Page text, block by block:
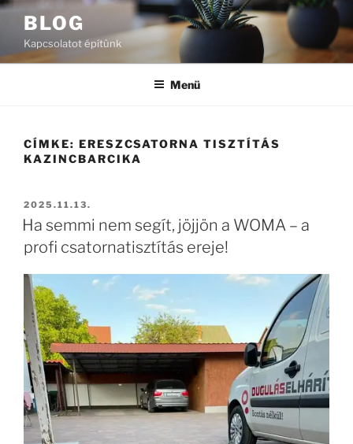
Tartalomhoz
BLOG
Kapcsolatot építünk
Menü
CÍMKE: ERESZCSATORNA TISZTÍTÁS
KAZINCBARCIKA
BEKÜLDVE:
2025.11.13.
Ha semmi nem segít, jöjjön a WOMA – a
profi csatornatisztítás ereje!